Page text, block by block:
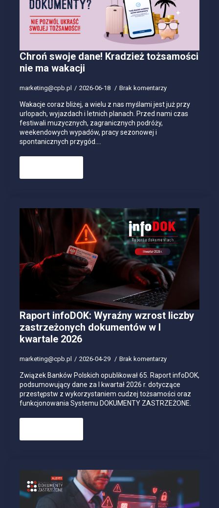
Chroń swoje dane! Kradzież tożsamości
nie ma wakacji
marketing@cpb.pl 2026-06-18 Brak komentarzy
Wakacje coraz bliżej, a wielu z nas myślami jest już przy
urlopach, wyjazdach i letnich planach. Przed nami czas
festiwali muzycznych, zagranicznych podróży,
weekendowych wypadów, pracy sezonowej i
spontanicznych przygód.…
Raport infoDOK: Wyraźny wzrost liczby
zastrzeżonych dokumentów w I
kwartale 2026
marketing@cpb.pl 2026-04-29 Brak komentarzy
Związek Banków Polskich opublikował 65. Raport infoDOK,
podsumowujący dane za I kwartał 2026 r. dotyczące
przestępstw z wykorzystaniem cudzej tożsamości oraz
funkcjonowania Systemu DOKUMENTY ZASTRZEŻONE.